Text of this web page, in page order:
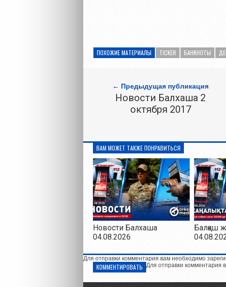
ПОХОЖИЕ МАТЕРИАЛЫ TICKER БАНКНОТЫ
← Предыдущая публикация
Новости Балхаша 2
октября 2017
ВАМ МОЖЕТ ТАКЖЕ ПОНРАВИТЬСЯ
Новости Балхаша
04.08.2026
Балқаш
Для отправки комментария вам необходимо
КОММЕНТИРОВАТЬ Для отправки комментария